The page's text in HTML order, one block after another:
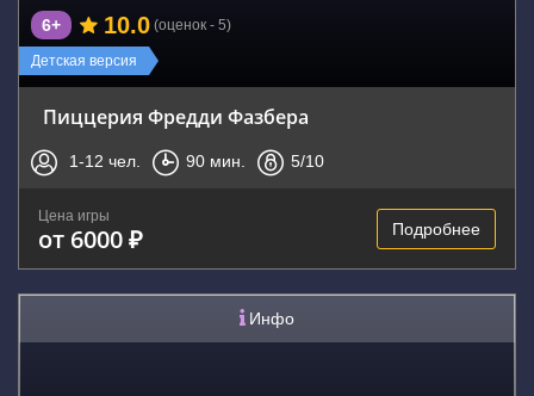
Детская версия
6+ 10.0 (оценок - 5)
Пиццерия Фредди Фазбера
1-12 чел. 90 мин. 5/10
Цена игры
от 6000 ₽ Подробнее
Инфо